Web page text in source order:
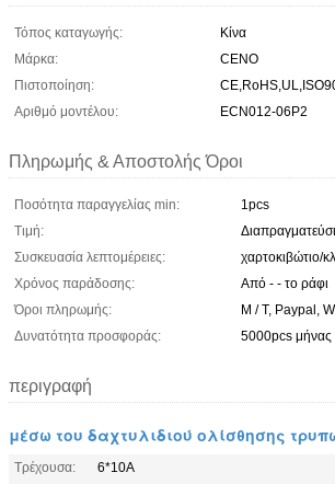
Τόπος καταγωγής:
Κίνα
Μάρκα:
CENO
Πιστοποίηση:
Αριθμό μοντέλου:
ECN012-06P2
Πληρωμής & Αποστολής Όροι
Ποσότητα παραγγελίας min:
1pcs
Τιμή:
Συσκευασία λεπτομέρειες:
χαρτοκιβώτιο/
Χρόνος παράδοσης:
Από - - το ράφι
Όροι πληρωμής:
Μ / Τ, Paypal,
Δυνατότητα προσφοράς:
5000pcs μήνας
περιγραφή
μέσω του δαχτυλιδιού ολίσθησης
Τρέχουσα:
6*10A